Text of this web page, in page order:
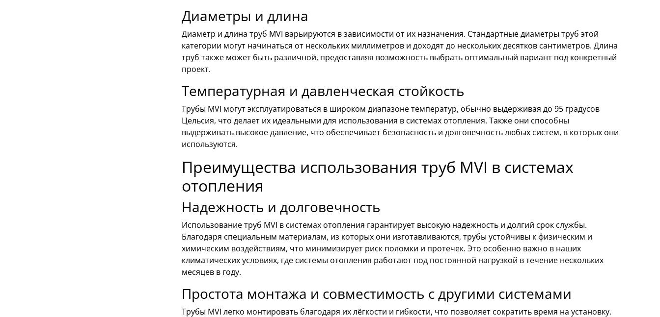
Диаметры и длина
Диаметр и длина труб MVI варьируются в зависимости от их назначения. Стандартные диаметры труб этой
категории могут начинаться от нескольких миллиметров и доходят до нескольких десятков сантиметров. Длина
труб также может быть различной, предоставляя возможность выбрать оптимальный вариант под конкретный
проект.
Температурная и давленческая стойкость
Трубы MVI могут эксплуатироваться в широком диапазоне температур, обычно выдерживая до 95 градусов
Цельсия, что делает их идеальными для использования в системах отопления. Также они способны
выдерживать высокое давление, что обеспечивает безопасность и долговечность любых систем, в которых они
используются.
Преимущества использования труб MVI в системах
отопления
Надежность и долговечность
Использование труб MVI в системах отопления гарантирует высокую надежность и долгий срок службы.
Благодаря специальным материалам, из которых они изготавливаются, трубы устойчивы к физическим и
химическим воздействиям, что минимизирует риск поломки и протечек. Это особенно важно в наших
климатических условиях, где системы отопления работают под постоянной нагрузкой в течение нескольких
месяцев в году.
Простота монтажа и совместимость с другими системами
Трубы MVI легко монтировать благодаря их лёгкости и гибкости, что позволяет сократить время на установку.